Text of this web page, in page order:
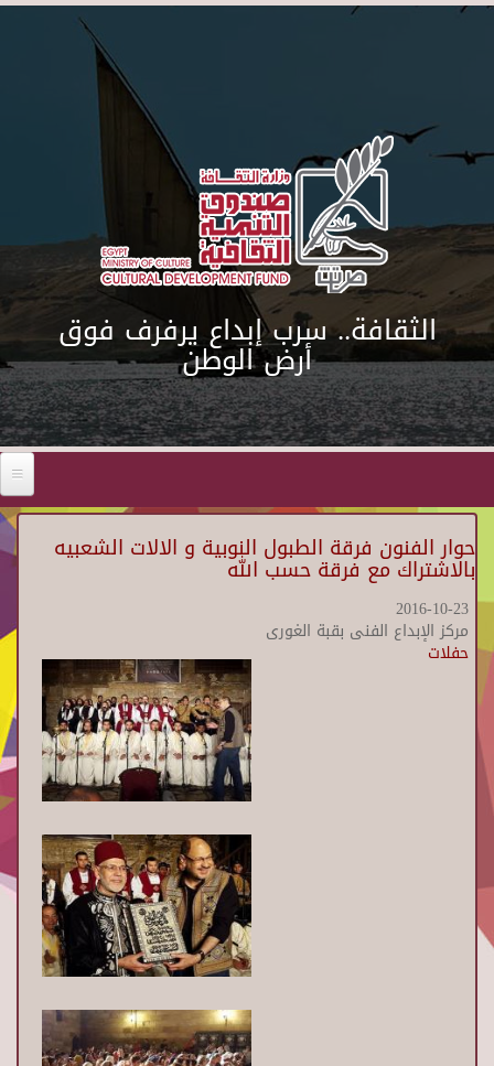
Skip to main content
الثقافة.. سرب إبداع يرفرف فوق
أرض الوطن
حوار الفنون فرقة الطبول النوبية و الالات الشعبيه
بالاشتراك مع فرقة حسب الله
2016-10-23
مركز الإبداع الفنى بقبة الغورى
حفلات